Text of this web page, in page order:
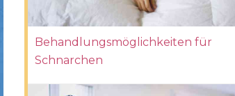
Behandlungsmöglichkeiten für
Schnarchen